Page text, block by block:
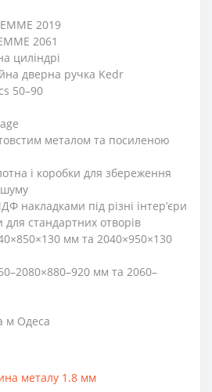
2019
2061
циліндрі
дверна ручка Kedr
50–90
металом та посиленою
і коробки для збереження
накладками під різні інтерʼєри
стандартних отворів
мм та 2040×950×130
мм та 2060–
м Одеса
металу 1.8 мм